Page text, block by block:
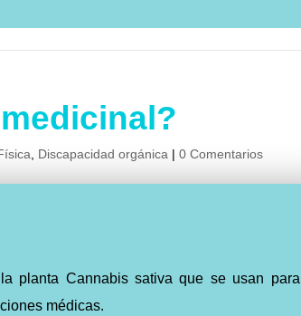
Discapacidad orgánica |0 Comentarios
planta Cannabis sativa que se usan para
médicas.